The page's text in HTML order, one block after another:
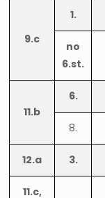
9.c
1.
no
6.st.
11.b
6.
8.
12.a 3.
11.c,